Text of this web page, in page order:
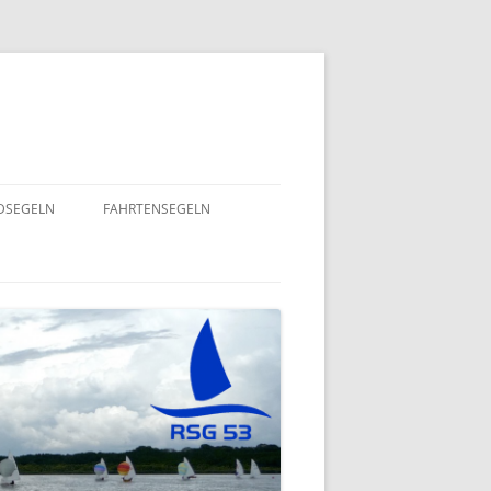
UND
2022
FAHRTENSEGELN
EINE HERZENSANGELEGENHEIT
VON UNSEREM SPORTSFREUND
STEFAN GOSSING!
SOMMERFLOTTILLE 2024 – „VIEL-
INSEL-TOUR“